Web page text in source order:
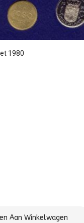
1980
Aan Winkelwagen